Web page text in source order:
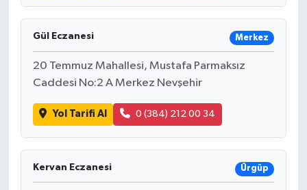
Gül Eczanesi Merkez
20 Temmuz Mahallesi, Mustafa Parmaksız
Caddesi No:2 A Merkez Nevşehir
Yol Tarifi Al 0 (384) 212 00 34
Kervan Eczanesi Ürgüp